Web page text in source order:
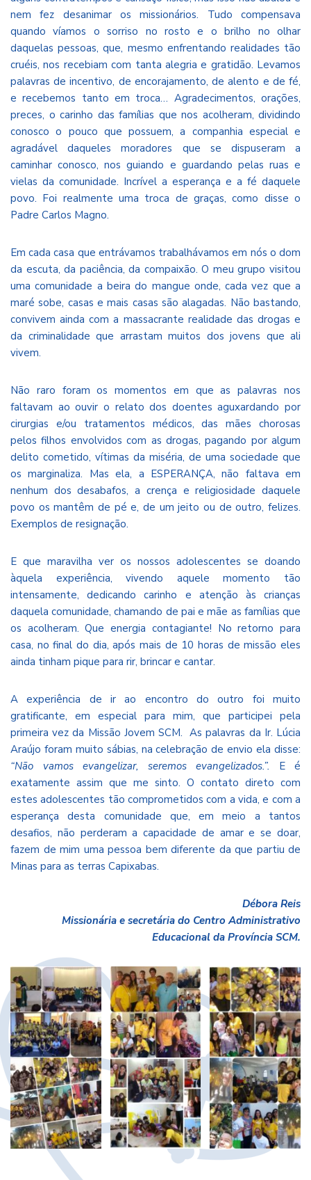
nem fez desanimar os missionários. Tudo compensava
quando víamos o sorriso no rosto e o brilho no olhar
daquelas pessoas, que, mesmo enfrentando realidades tão
cruéis, nos recebiam com tanta alegria e gratidão. Levamos
palavras de incentivo, de encorajamento, de alento e de fé,
e recebemos tanto em troca… Agradecimentos, orações,
preces, o carinho das famílias que nos acolheram, dividindo
conosco o pouco que possuem, a companhia especial e
agradável daqueles moradores que se dispuseram a
caminhar conosco, nos guiando e guardando pelas ruas e
vielas da comunidade. Incrível a esperança e a fé daquele
povo. Foi realmente uma troca de graças, como disse o
Padre Carlos Magno.
Em cada casa que entrávamos trabalhávamos em nós o dom
da escuta, da paciência, da compaixão. O meu grupo visitou
uma comunidade a beira do mangue onde, cada vez que a
maré sobe, casas e mais casas são alagadas. Não bastando,
convivem ainda com a massacrante realidade das drogas e
da criminalidade que arrastam muitos dos jovens que ali
vivem.
Não raro foram os momentos em que as palavras nos
faltavam ao ouvir o relato dos doentes aguxardando por
cirurgias e/ou tratamentos médicos, das mães chorosas
pelos filhos envolvidos com as drogas, pagando por algum
delito cometido, vítimas da miséria, de uma sociedade que
os marginaliza. Mas ela, a ESPERANÇA, não faltava em
nenhum dos desabafos, a crença e religiosidade daquele
povo os mantêm de pé e, de um jeito ou de outro, felizes.
Exemplos de resignação.
E que maravilha ver os nossos adolescentes se doando
àquela experiência, vivendo aquele momento tão
intensamente, dedicando carinho e atenção às crianças
daquela comunidade, chamando de pai e mãe as famílias que
os acolheram. Que energia contagiante! No retorno para
casa, no final do dia, após mais de 10 horas de missão eles
ainda tinham pique para rir, brincar e cantar.
A experiência de ir ao encontro do outro foi muito
gratificante, em especial para mim, que participei pela
primeira vez da Missão Jovem SCM. As palavras da Ir. Lúcia
Araújo foram muito sábias, na celebração de envio ela disse:
“Não vamos evangelizar, seremos evangelizados.”. E é
exatamente assim que me sinto. O contato direto com
estes adolescentes tão comprometidos com a vida, e com a
esperança desta comunidade que, em meio a tantos
desafios, não perderam a capacidade de amar e se doar,
fazem de mim uma pessoa bem diferente da que partiu de
Minas para as terras Capixabas.
Débora Reis
Missionária e secretária do Centro Administrativo
Educacional da Província SCM.